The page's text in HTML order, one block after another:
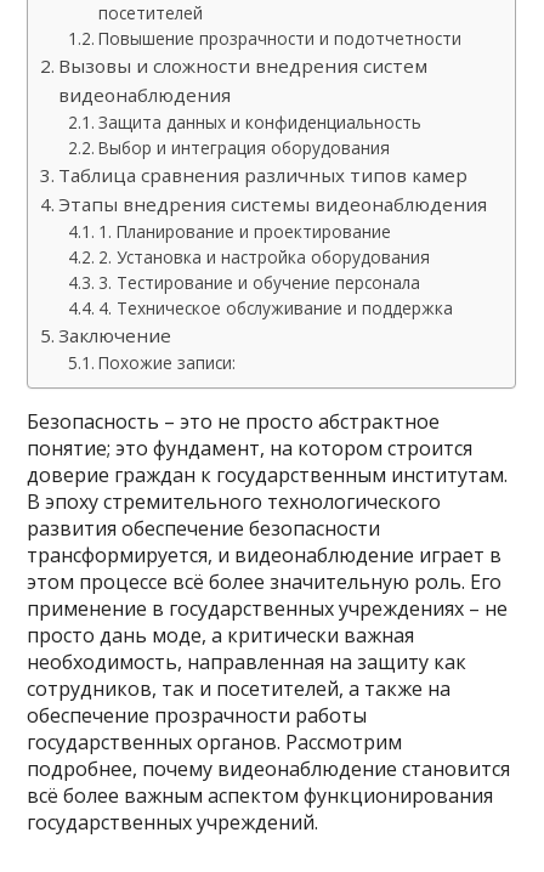
посетителей
Повышение прозрачности и подотчетности
Вызовы и сложности внедрения систем
видеонаблюдения
Защита данных и конфиденциальность
Выбор и интеграция оборудования
Таблица сравнения различных типов камер
Этапы внедрения системы видеонаблюдения
1. Планирование и проектирование
2. Установка и настройка оборудования
3. Тестирование и обучение персонала
4. Техническое обслуживание и поддержка
Заключение
Похожие записи:
Безопасность – это не просто абстрактное
понятие; это фундамент, на котором строится
доверие граждан к государственным институтам.
В эпоху стремительного технологического
развития обеспечение безопасности
трансформируется, и видеонаблюдение играет в
этом процессе всё более значительную роль. Его
применение в государственных учреждениях – не
просто дань моде, а критически важная
необходимость, направленная на защиту как
сотрудников, так и посетителей, а также на
обеспечение прозрачности работы
государственных органов. Рассмотрим
подробнее, почему видеонаблюдение становится
всё более важным аспектом функционирования
государственных учреждений.